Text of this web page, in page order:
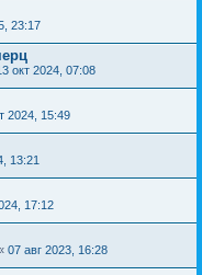
23:17
окт 2024, 07:08
2024, 15:49
13:21
17:12
07 авг 2023, 16:28